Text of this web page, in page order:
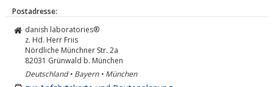
Postadresse:
danish laboratories®
z. Hd. Herr Friis
Nördliche Münchner Str. 2a
82031 Grünwald b. München
Deutschland • Bayern • München